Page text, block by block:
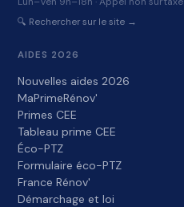
🔍 Rechercher sur le site →
AIDES 2026
Nouvelles aides 2026
MaPrimeRénov'
Primes CEE
Tableau prime CEE
Éco-PTZ
Formulaire éco-PTZ
France Rénov'
Démarchage et loi